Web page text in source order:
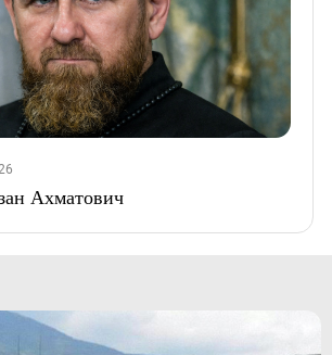
Ахматович